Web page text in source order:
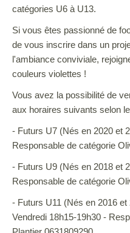
catégories U6 à U13.
Si vous êtes passionné de
de vous inscrire dans un
l'ambiance conviviale,
couleurs violettes !
Vous avez la possibilité de
aux horaires suivants selon
- Futurs U7 (Nés en 2020 et
Responsable de catégorie
- Futurs U9 (Nés en 2018 et
Responsable de catégorie
- Futurs U11 (Nés en 2016
Vendredi 18h15-19h30 -